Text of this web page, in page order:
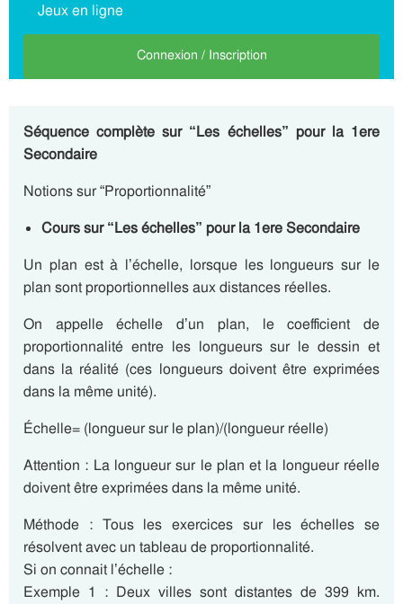
Jeux en ligne
Connexion / Inscription
Séquence complète sur “Les échelles” pour la 1ere
Secondaire
Notions sur “Proportionnalité”
Cours sur “Les échelles” pour la 1ere Secondaire
Un plan est à l’échelle, lorsque les longueurs sur le
plan sont proportionnelles aux distances réelles.
On appelle échelle d’un plan, le coefficient de
proportionnalité entre les longueurs sur le dessin et
dans la réalité (ces longueurs doivent être exprimées
dans la même unité).
Échelle= (longueur sur le plan)/(longueur réelle)
Attention : La longueur sur le plan et la longueur réelle
doivent être exprimées dans la même unité.
Méthode : Tous les exercices sur les échelles se
résolvent avec un tableau de proportionnalité.
Si on connait l’échelle :
Exemple 1 : Deux villes sont distantes de 399 km.